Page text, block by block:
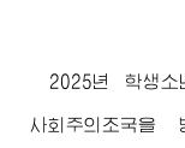
2025년 학생소
사회주의조국을